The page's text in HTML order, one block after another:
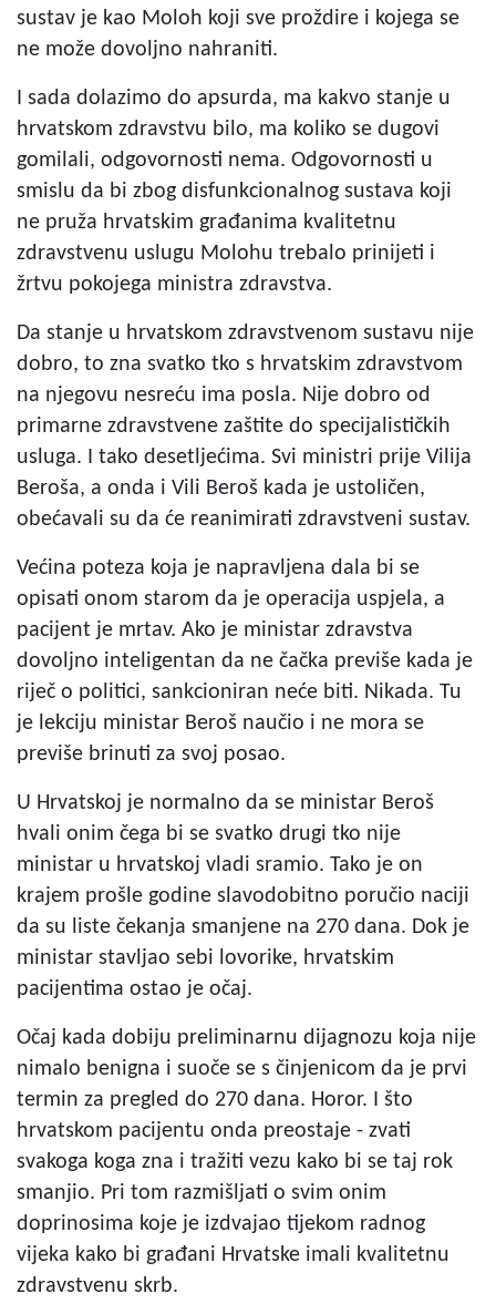
sustav je kao Moloh koji sve proždire i kojega se
ne može dovoljno nahraniti.
I sada dolazimo do apsurda, ma kakvo stanje u
hrvatskom zdravstvu bilo, ma koliko se dugovi
gomilali, odgovornosti nema. Odgovornosti u
smislu da bi zbog disfunkcionalnog sustava koji
ne pruža hrvatskim građanima kvalitetnu
zdravstvenu uslugu Molohu trebalo prinijeti i
žrtvu pokojega ministra zdravstva.
Da stanje u hrvatskom zdravstvenom sustavu nije
dobro, to zna svatko tko s hrvatskim zdravstvom
na njegovu nesreću ima posla. Nije dobro od
primarne zdravstvene zaštite do specijalističkih
usluga. I tako desetljećima. Svi ministri prije Vilija
Beroša, a onda i Vili Beroš kada je ustoličen,
obećavali su da će reanimirati zdravstveni sustav.
Većina poteza koja je napravljena dala bi se
opisati onom starom da je operacija uspjela, a
pacijent je mrtav. Ako je ministar zdravstva
dovoljno inteligentan da ne čačka previše kada je
riječ o politici, sankcioniran neće biti. Nikada. Tu
je lekciju ministar Beroš naučio i ne mora se
previše brinuti za svoj posao.
U Hrvatskoj je normalno da se ministar Beroš
hvali onim čega bi se svatko drugi tko nije
ministar u hrvatskoj vladi sramio. Tako je on
krajem prošle godine slavodobitno poručio naciji
da su liste čekanja smanjene na 270 dana. Dok je
ministar stavljao sebi lovorike, hrvatskim
pacijentima ostao je očaj.
Očaj kada dobiju preliminarnu dijagnozu koja nije
nimalo benigna i suoče se s činjenicom da je prvi
termin za pregled do 270 dana. Horor. I što
hrvatskom pacijentu onda preostaje - zvati
svakoga koga zna i tražiti vezu kako bi se taj rok
smanjio. Pri tom razmišljati o svim onim
doprinosima koje je izdvajao tijekom radnog
vijeka kako bi građani Hrvatske imali kvalitetnu
zdravstvenu skrb.